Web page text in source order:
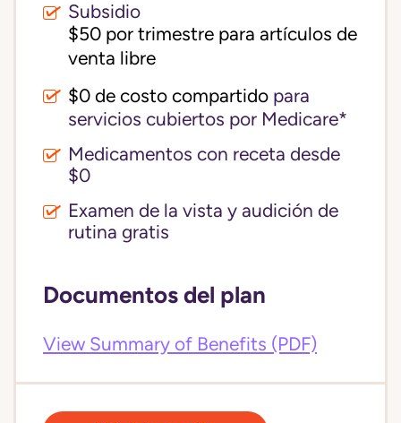
Subsidio
$50 por trimestre para artículos de
venta libre
$0 de costo compartido para
servicios cubiertos por Medicare*
Medicamentos con receta desde
$0
Examen de la vista y audición de
rutina gratis
Documentos del plan
View Summary of Benefits (PDF)